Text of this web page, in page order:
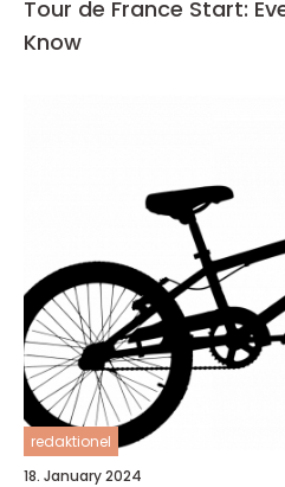
Tour de France Start:
Know
redaktionel
18. January 2024